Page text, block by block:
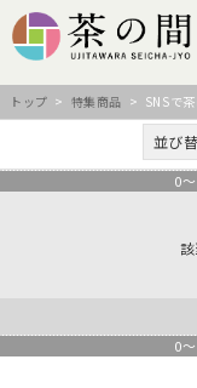
トップ > 特集商品 > SNSで
並び
0～
0～